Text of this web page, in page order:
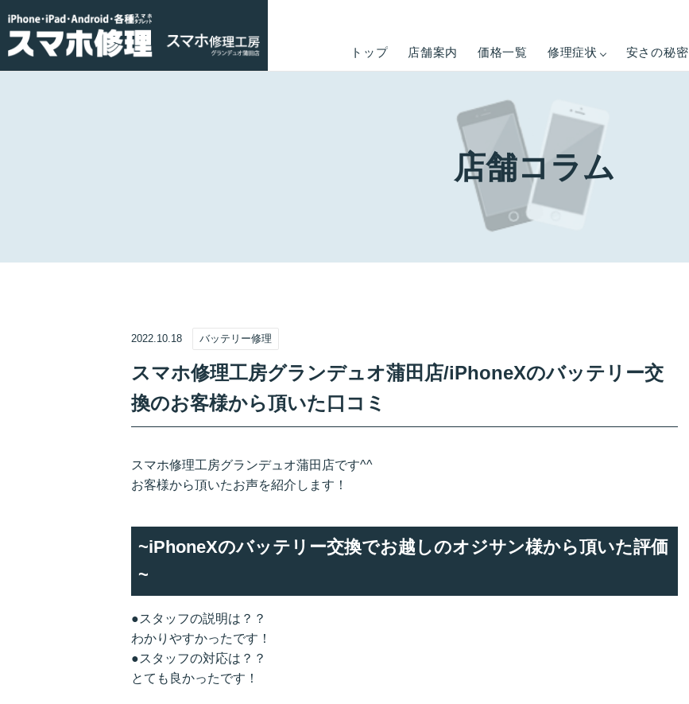
トップ 店舗案内 価格一覧 修理症状 安さの秘密
店舗コラム
2022.10.18 バッテリー修理
スマホ修理工房グランデュオ蒲田店/iPhoneXのバッテリー交
換のお客様から頂いた口コミ
スマホ修理工房グランデュオ蒲田店です^^
お客様から頂いたお声を紹介します！
~iPhoneXのバッテリー交換でお越しのオジサン様から頂いた評価
~
●スタッフの説明は？？
わかりやすかったです！
●スタッフの対応は？？
とても良かったです！